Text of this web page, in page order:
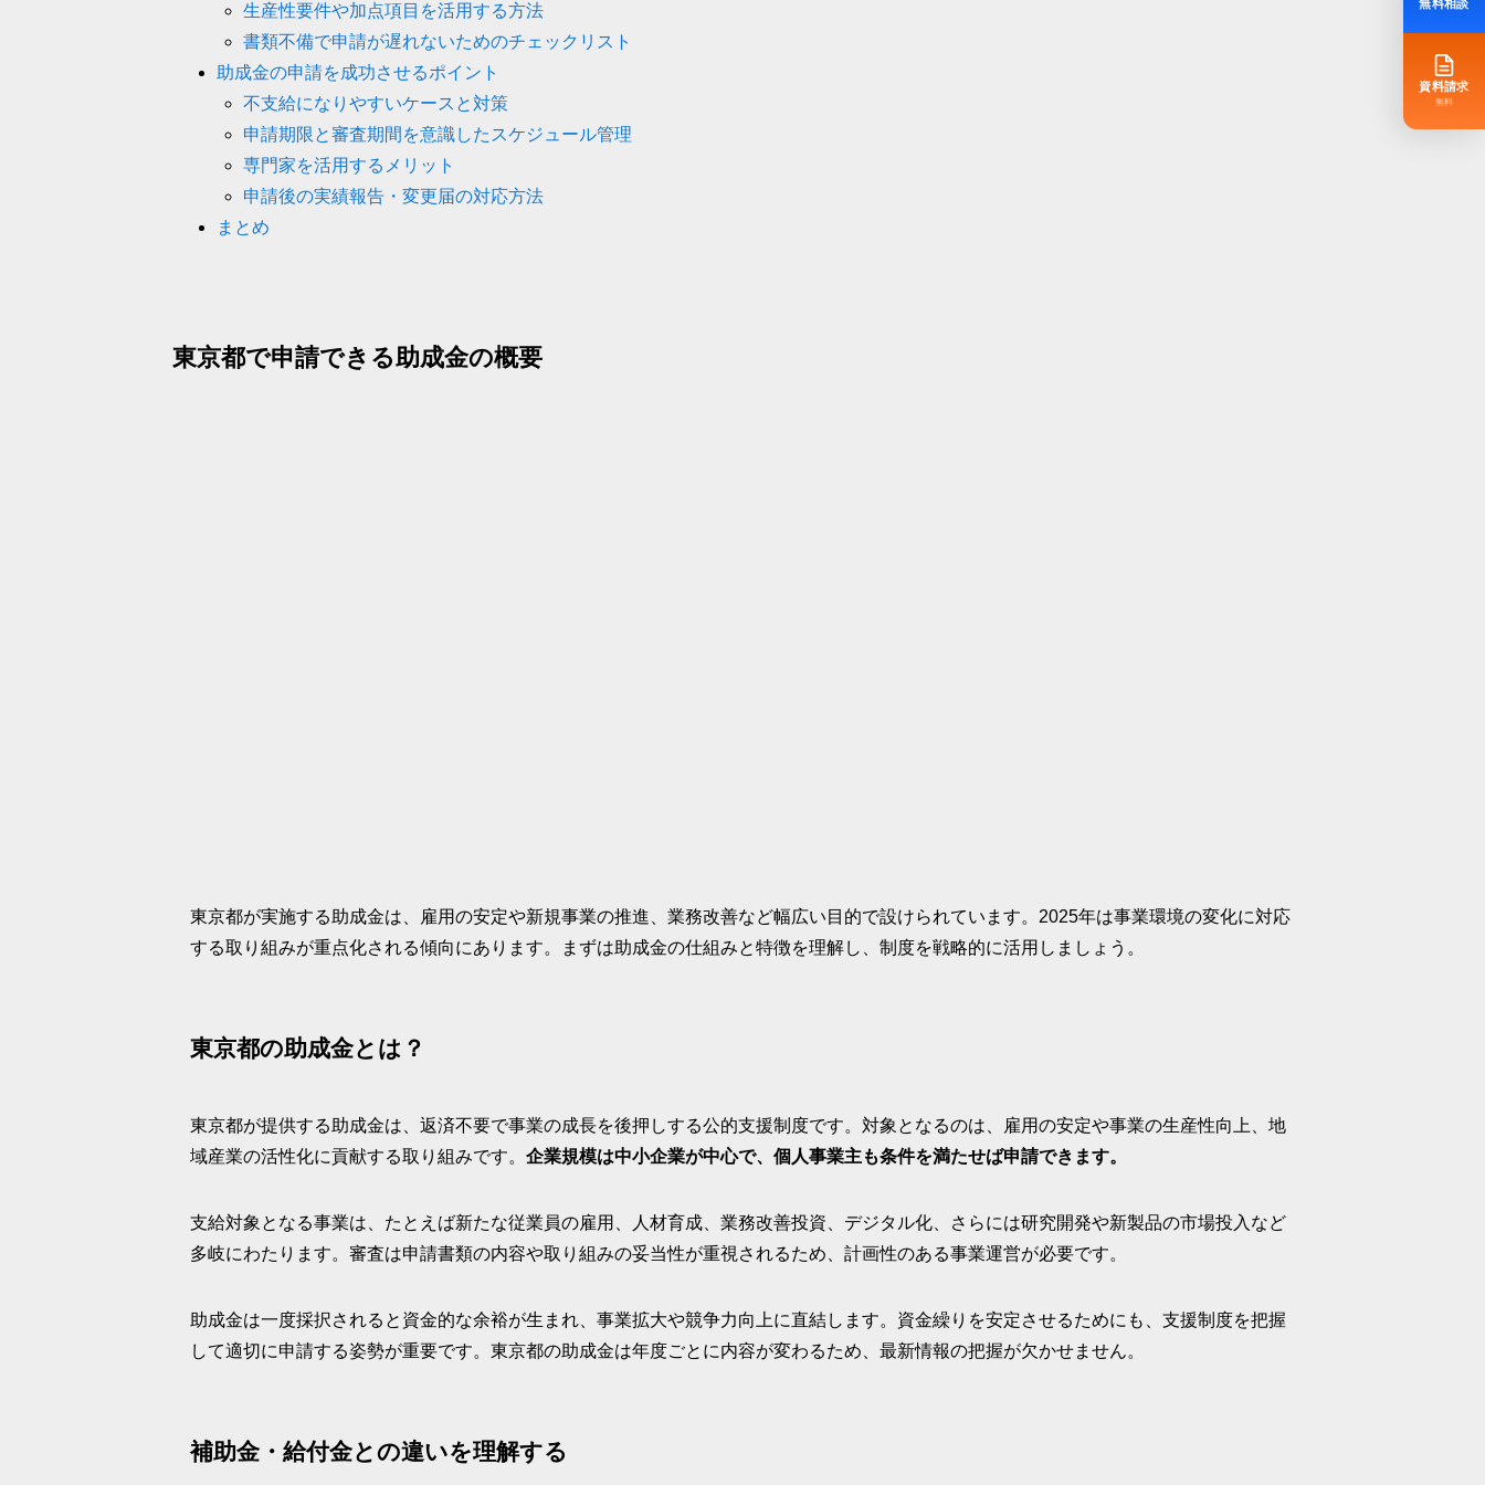
生産性要件や加点項目を活用する方法
書類不備で申請が遅れないためのチェックリスト
助成金の申請を成功させるポイント
不支給になりやすいケースと対策
申請期限と審査期間を意識したスケジュール管理
専門家を活用するメリット
申請後の実績報告・変更届の対応方法
まとめ
東京都で申請できる助成金の概要
東京都が実施する助成金は、雇用の安定や新規事業の推進、業務改善など幅広い目的で設けられています。2025年は事業環境の変化に対応
する取り組みが重点化される傾向にあります。まずは助成金の仕組みと特徴を理解し、制度を戦略的に活用しましょう。
東京都の助成金とは？
東京都が提供する助成金は、返済不要で事業の成長を後押しする公的支援制度です。対象となるのは、雇用の安定や事業の生産性向上、地
域産業の活性化に貢献する取り組みです。 企業規模は中小企業が中心で、個人事業主も条件を満たせば申請できます。
支給対象となる事業は、たとえば新たな従業員の雇用、人材育成、業務改善投資、デジタル化、さらには研究開発や新製品の市場投入など
多岐にわたります。審査は申請書類の内容や取り組みの妥当性が重視されるため、計画性のある事業運営が必要です。
助成金は一度採択されると資金的な余裕が生まれ、事業拡大や競争力向上に直結します。資金繰りを安定させるためにも、支援制度を把握
して適切に申請する姿勢が重要です。東京都の助成金は年度ごとに内容が変わるため、最新情報の把握が欠かせません。
補助金・給付金との違いを理解する
無料相談
資料請求
無料